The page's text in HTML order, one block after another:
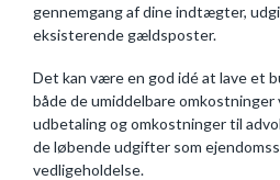
gennemgang af dine indtægter,
eksisterende gældsposter.
Det kan være en god idé at lave et
både de umiddelbare
udbetaling og omkostninger til
de løbende udgifter som
vedligeholdelse.